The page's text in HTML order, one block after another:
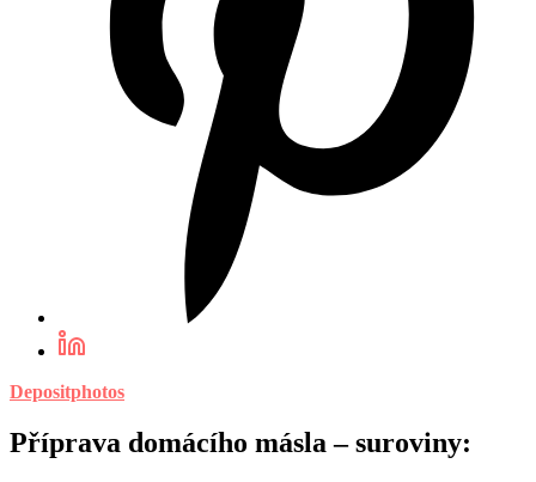
Depositphotos
Příprava domácího másla – suroviny: